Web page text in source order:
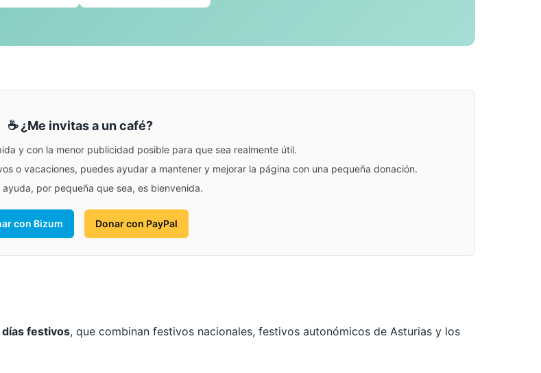
☕ ¿Me invitas a un café?
y con la menor publicidad posible para que sea realmente útil.
o vacaciones, puedes ayudar a mantener y mejorar la página con una pequeña donación.
ayuda, por pequeña que sea, es bienvenida.
con Bizum Donar con PayPal
días festivos, que combinan festivos nacionales, festivos autonómicos de Asturias y los